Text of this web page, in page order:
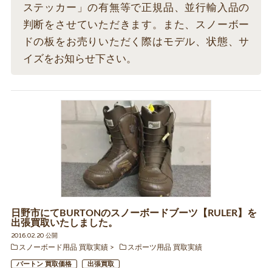
ステッカー」の有無等で正規品、並行輸入品の
判断をさせていただきます。また、スノーボー
ドの板をお売りいただく際はモデル、状態、サ
イズをお知らせ下さい。
日野市にてBURTONのスノーボードブーツ【RULER】を
出張買取いたしました。
2016.02.20 公開
スノーボード用品 買取実績
スポーツ用品 買取実績
バートン 買取価格 出張買取